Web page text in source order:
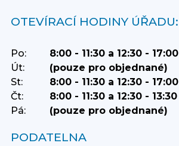
OTEVÍRACÍ HODINY ÚŘADU:
Po:
8:00 - 11:30 a 12:30 - 17:00
Út:
(pouze pro objednané)
St:
8:00 - 11:30 a 12:30 - 17:00
Čt:
8:00 - 11:30 a 12:30 - 13:30
Pá:
(pouze pro objednané)
PODATELNA